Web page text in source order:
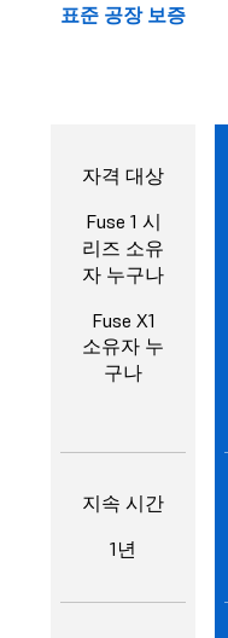
표준 공장 보증
자격 대상
Fuse 1 시
리즈 소유
자 누구나
Fuse X1
소유자 누
구나
지속 시간
1년